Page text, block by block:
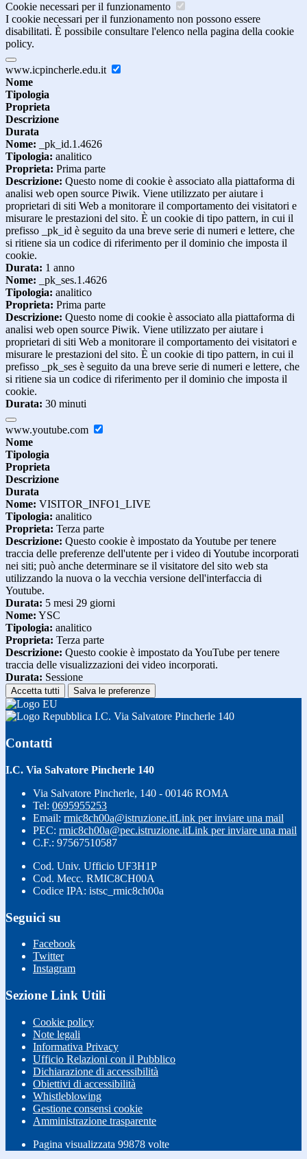
Cookie necessari per il funzionamento
I cookie necessari per il funzionamento non possono essere
disabilitati. È possibile consultare l'elenco nella pagina della cookie
policy.
www.icpincherle.edu.it
Nome
Tipologia
Proprieta
Descrizione
Durata
Nome: _pk_id.1.4626
Tipologia: analitico
Proprieta: Prima parte
Descrizione: Questo nome di cookie è associato alla piattaforma di
analisi web open source Piwik. Viene utilizzato per aiutare i
proprietari di siti Web a monitorare il comportamento dei visitatori e
misurare le prestazioni del sito. È un cookie di tipo pattern, in cui il
prefisso _pk_id è seguito da una breve serie di numeri e lettere, che
si ritiene sia un codice di riferimento per il dominio che imposta il
cookie.
Durata: 1 anno
Nome: _pk_ses.1.4626
Tipologia: analitico
Proprieta: Prima parte
Descrizione: Questo nome di cookie è associato alla piattaforma di
analisi web open source Piwik. Viene utilizzato per aiutare i
proprietari di siti Web a monitorare il comportamento dei visitatori e
misurare le prestazioni del sito. È un cookie di tipo pattern, in cui il
prefisso _pk_ses è seguito da una breve serie di numeri e lettere, che
si ritiene sia un codice di riferimento per il dominio che imposta il
cookie.
Durata: 30 minuti
www.youtube.com
Nome
Tipologia
Proprieta
Descrizione
Durata
Nome: VISITOR_INFO1_LIVE
Tipologia: analitico
Proprieta: Terza parte
Descrizione: Questo cookie è impostato da Youtube per tenere
traccia delle preferenze dell'utente per i video di Youtube incorporati
nei siti; può anche determinare se il visitatore del sito web sta
utilizzando la nuova o la vecchia versione dell'interfaccia di
Youtube.
Durata: 5 mesi 29 giorni
Nome: YSC
Tipologia: analitico
Proprieta: Terza parte
Descrizione: Questo cookie è impostato da YouTube per tenere
traccia delle visualizzazioni dei video incorporati.
Durata: Sessione
Accetta tutti Salva le preferenze
I.C. Via Salvatore Pincherle 140
Contatti
I.C. Via Salvatore Pincherle 140
Via Salvatore Pincherle, 140 - 00146 ROMA
Tel: 0695955253
Email: rmic8ch00a@istruzione.itLink per inviare una mail
PEC: rmic8ch00a@pec.istruzione.itLink per inviare una mail
C.F.: 97567510587
Cod. Univ. Ufficio UF3H1P
Cod. Mecc. RMIC8CH00A
Codice IPA: istsc_rmic8ch00a
Seguici su
Facebook
Twitter
Instagram
Sezione Link Utili
Cookie policy
Note legali
Informativa Privacy
Ufficio Relazioni con il Pubblico
Dichiarazione di accessibilità
Obiettivi di accessibilità
Whistleblowing
Gestione consensi cookie
Amministrazione trasparente
Pagina visualizzata 99878 volte